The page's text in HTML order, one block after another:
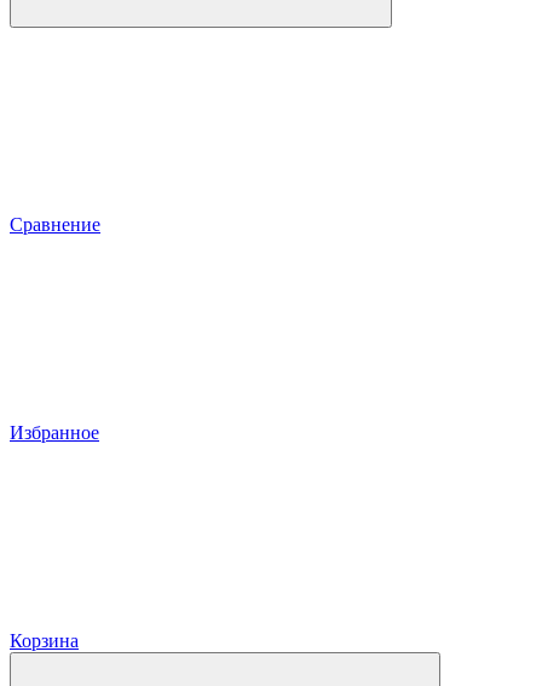
Сравнение
Избранное
Корзина